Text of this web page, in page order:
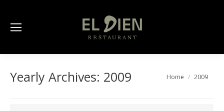
Yearly Archives: 2009 You are here:
Home 2009